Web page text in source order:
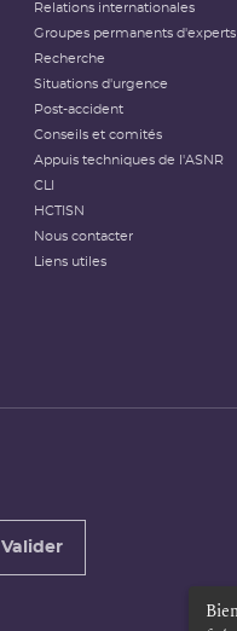
Relations internationales
Groupes permanents d'experts
Recherche
Situations d'urgence
Post-accident
Conseils et comités
Appuis techniques de l'ASNR
CLI
HCTISN
Nous contacter
Liens utiles
Valider